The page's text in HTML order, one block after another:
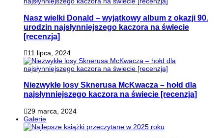
Nasz wielki Donald – wyjątkowy album z okazji 90.
urodzin najsłynniejszego kaczora na świecie
[recenzja]
11 lipca, 2024
Niezwykłe losy Sknerusa McKwacza – hołd dla
najsłynniejszego kaczora na świecie [recenzja]
29 marca, 2024
Galerie